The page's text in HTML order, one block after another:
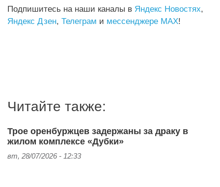
Подпишитесь на наши каналы в Яндекс Новостях,
Яндекс Дзен, Телеграм и мессенджере MAX!
Читайте также:
Трое оренбуржцев задержаны за драку в
жилом комплексе «Дубки»
вт, 28/07/2026 - 12:33